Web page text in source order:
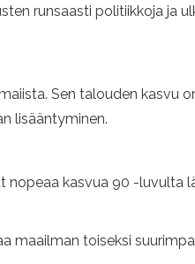
runsaasti politiikkoja ja
Sen talouden kasvu
lisääntyminen.
nopeaa kasvua 90 -luvulta
maailman toiseksi